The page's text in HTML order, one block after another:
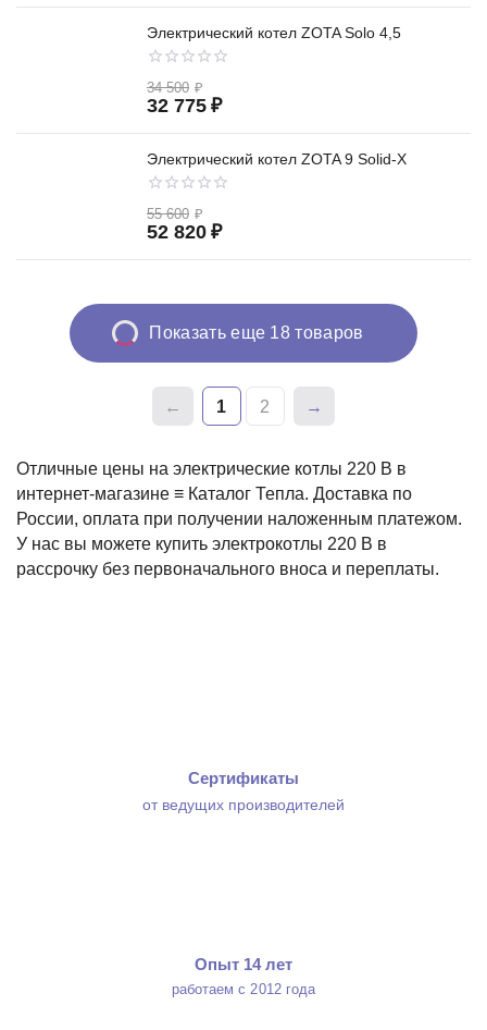
Отличные цены на электрические котлы 220 В в
интернет-магазине ≡ Каталог Тепла. Доставка по
России, оплата при получении наложенным платежом.
У нас вы можете купить электрокотлы 220 В в
рассрочку без первоначального вноса и переплаты.
Электрический котел ZOTA Solo 4,5
34 500 ₽
32 775 ₽
Электрический котел ZOTA 9 Solid-X
55 600 ₽
52 820 ₽
Показать еще 18 товаров
1 2
Сертификаты
от ведущих производителей
Опыт 14 лет
работаем с 2012 года